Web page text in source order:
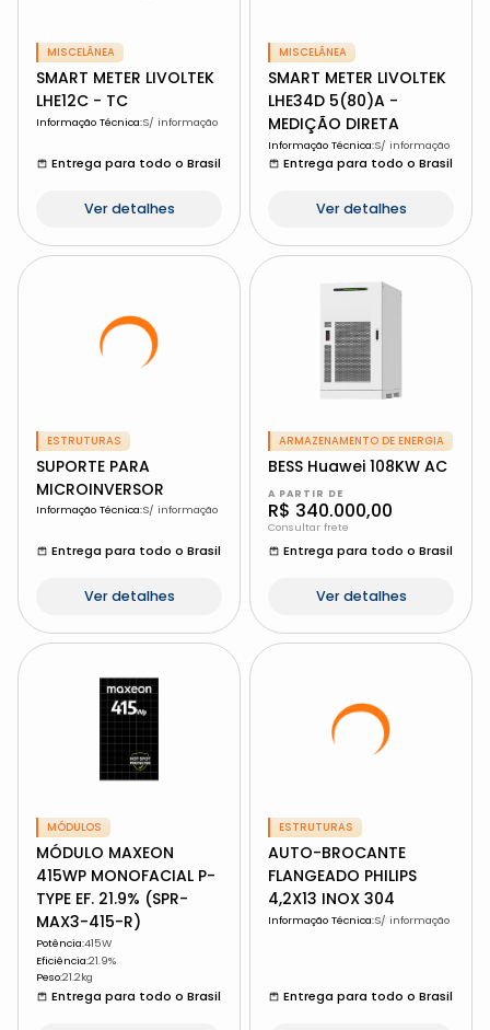
MISCELÂNEA
SMART METER LIVOLTEK
LHE12C - TC
Informação Técnica:S/ informação
Entrega para todo o Brasil
Ver detalhes
MISCELÂNEA
SMART METER LIVOLTEK
LHE34D 5(80)A -
MEDIÇÃO DIRETA
Informação Técnica:S/ informação
Entrega para todo o Brasil
Ver detalhes
ESTRUTURAS
SUPORTE PARA
MICROINVERSOR
Informação Técnica:S/ informação
Entrega para todo o Brasil
Ver detalhes
ARMAZENAMENTO DE ENERGIA
BESS Huawei 108KW AC
A PARTIR DE
R$ 340.000,00
Consultar frete
Entrega para todo o Brasil
Ver detalhes
MÓDULOS
MÓDULO MAXEON
415WP MONOFACIAL P-
TYPE EF. 21.9% (SPR-
MAX3-415-R)
Potência:415W
Eficiência:21.9%
Peso:21.2kg
Entrega para todo o Brasil
ESTRUTURAS
AUTO-BROCANTE
FLANGEADO PHILIPS
4,2X13 INOX 304
Informação Técnica:S/ informação
Entrega para todo o Brasil